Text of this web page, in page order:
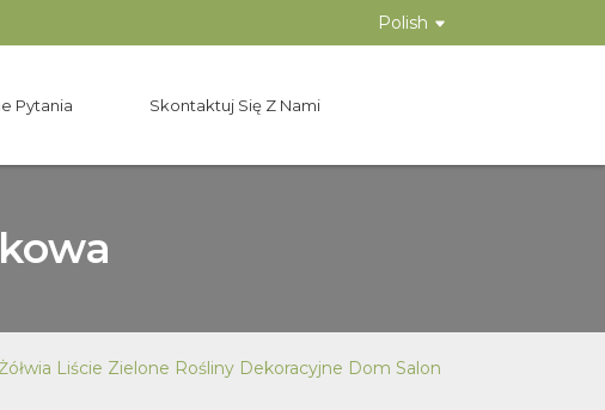
Polish
Pytania Skontaktuj Się Z Nami
Liście Zielone Rośliny Dekoracyjne Dom Salon